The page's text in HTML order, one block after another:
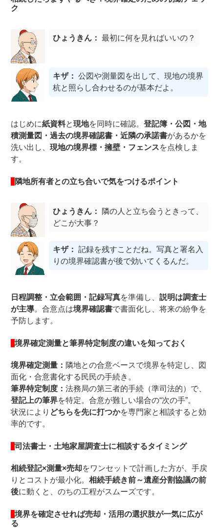
ク
ひょうきん： 最初に何を見ればいいの？
キザ： 公図や測量図を出して、現地の境界
杭と照らし合わせるのが基本だよ。
はじめに紙資料と現地を同時に確認。登記簿・公図・地
積測量図・過去の境界確認書・近隣の承諾書があるかを
洗い出し、現地の境界標・擁壁・フェンスを点検しま
す。
隣地所有者との立ち合いで気をつけるポイント
ひょうきん：
隣の人と立ち会うときって、
どこが大事？
キザ： 記録を残すことだね。写真と署名入
りの境界確認書が後で効いてくるんだ。
日程調整・立会範囲・記録写真を準備し、説明は調査士
が主導。合意点は境界確認書で書面化し、将来の紛争を
予防します。
境界確定測量と筆界特定制度の違いを知っておく
境界確定測量： 隣地との合意ベースで境界を特定し、図
面化・合意書化する民民の手続き。
筆界特定制度：法務局の第三者的手続（準司法的）で、
登記上の筆界を特定。合意が難しい場合の“次の手”。
状況により どちらを先に打つかを専門家と相談すると効
率的です。
司法書士・土地家屋調査士に相談するタイミング
相続登記×測量×売却をワンセットで計画した方が、手戻
りとコストが最小化。相続手続き前～遺産分割協議の前
後に動くと、のちの工程がスムーズです。
境界を確定させれば売却・活用の選択肢が一気に広が
る